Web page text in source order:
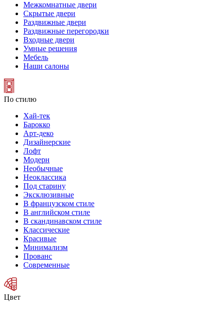
Межкомнатные двери
Скрытые двери
Раздвижные двери
Раздвижные перегородки
Входные двери
Умные решения
Мебель
Наши салоны
По стилю
Хай-тек
Барокко
Арт-деко
Дизайнерские
Лофт
Модерн
Необычные
Неоклассика
Под старину
Эксклюзивные
В французском стиле
В английском стиле
В скандинавском стиле
Классические
Красивые
Минимализм
Прованс
Современные
Цвет